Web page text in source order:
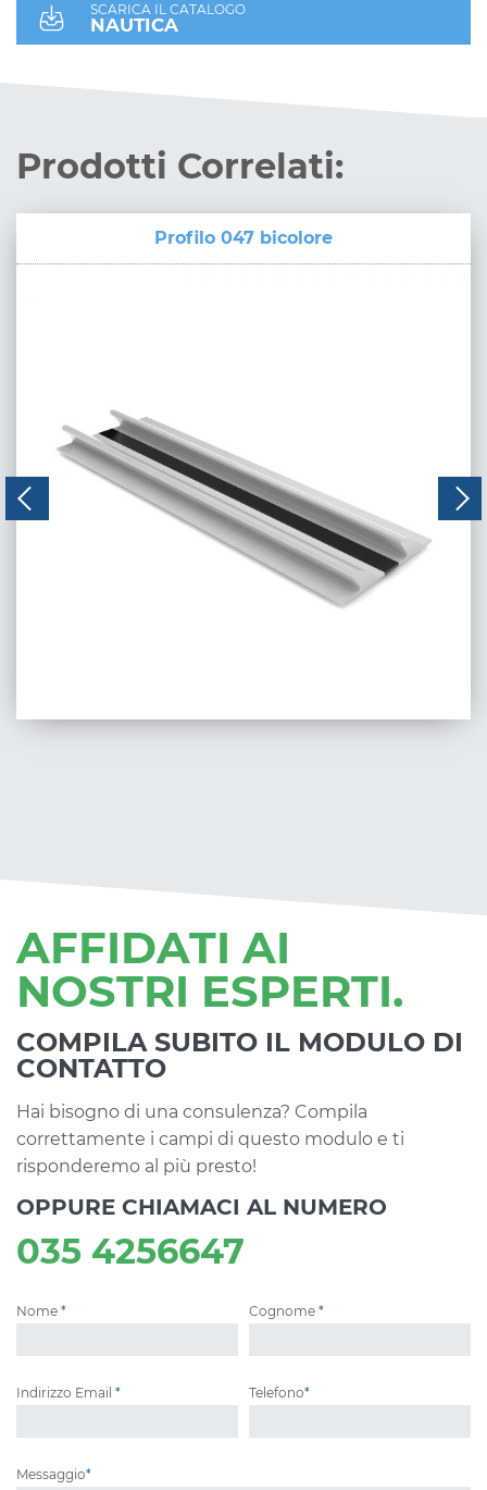
SCARICA IL CATALOGO
NAUTICA
Prodotti Correlati:
Profilo 047 bicolore
AFFIDATI AI
NOSTRI ESPERTI.
COMPILA SUBITO IL MODULO DI
CONTATTO
Hai bisogno di una consulenza? Compila
correttamente i campi di questo modulo e ti
risponderemo al più presto!
OPPURE CHIAMACI AL NUMERO
035 4256647
Nome * Cognome *
Indirizzo Email * Telefono*
Messaggio*